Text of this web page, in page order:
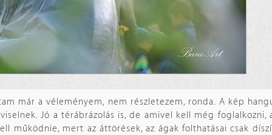
már a véleményem, nem részletezem, ronda. A kép
Jó a térábrázolás is, de amivel kell még foglalkozni,
működnie, mert az áttörések, az ágak folthatásai csak